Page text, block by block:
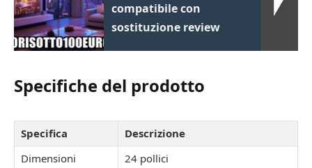
compatibile con
sostituzione review
Specifiche del prodotto
Specifica
Descrizione
Dimensioni
24 pollici